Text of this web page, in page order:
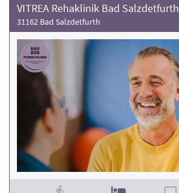
VITREA Rehaklinik Bad Salzdetfurth
31162 Bad Salzdetfurth